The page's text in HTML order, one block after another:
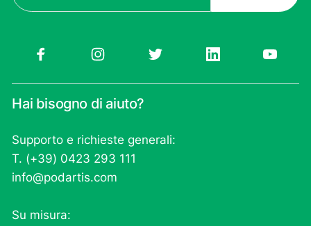
Hai bisogno di aiuto?
Supporto e richieste generali:
T. (+39) 0423 293 111
info@podartis.com
Su misura: